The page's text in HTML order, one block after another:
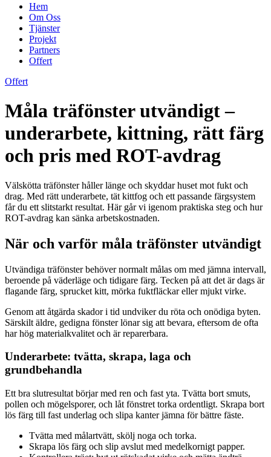
Hem
Om Oss
Tjänster
Projekt
Partners
Offert
Offert
Måla träfönster utvändigt –
underarbete, kittning, rätt färg
och pris med ROT-avdrag
Välskötta träfönster håller länge och skyddar huset mot fukt och
drag. Med rätt underarbete, tät kittfog och ett passande färgsystem
får du ett slitstarkt resultat. Här går vi igenom praktiska steg och hur
ROT-avdrag kan sänka arbetskostnaden.
När och varför måla träfönster utvändigt
Utvändiga träfönster behöver normalt målas om med jämna intervall,
beroende på väderläge och tidigare färg. Tecken på att det är dags är
flagande färg, sprucket kitt, mörka fuktfläckar eller mjukt virke.
Genom att åtgärda skador i tid undviker du röta och onödiga byten.
Särskilt äldre, gedigna fönster lönar sig att bevara, eftersom de ofta
har hög materialkvalitet och är reparerbara.
Underarbete: tvätta, skrapa, laga och
grundbehandla
Ett bra slutresultat börjar med ren och fast yta. Tvätta bort smuts,
pollen och mögelsporer, och låt fönstret torka ordentligt. Skrapa bort
lös färg till fast underlag och slipa kanter jämna för bättre fäste.
Tvätta med målartvätt, skölj noga och torka.
Skrapa lös färg och slip avslut med medelkornigt papper.